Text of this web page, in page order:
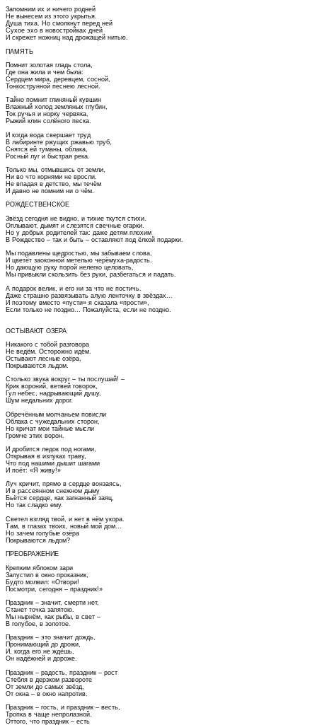
Запомним их и ничего родней
Не вынесем из этого укрытья.
Душа тиха. Но смолкнут перед ней
Сухое эхо в новостройках дней
И скрежет ножниц над дрожащей нитью.
ПАМЯТЬ
Помнит золотая гладь стола,
Где она жила и чем была:
Сердцем мира, деревцем, сосной,
Тонкострунной песнею лесной.
Тайно помнит глиняный кувшин
Влажный холод земляных глубин,
Ток ручья и норку червяка,
Рыжий клин солёного песка.
И когда вода свершает труд
В лабиринте ржущих ржавью труб,
Снятся ей туманы, облака,
Росный луг и быстрая река.
Только мы, отмывшись от земли,
Ни во что корнями не вросли.
Не впадая в детство, мы течём
И давно не помним ни о чём.
РОЖДЕСТВЕНСКОЕ
Звёзд сегодня не видно, и тихие ткутся стихи.
Оплывают, дымят и слезятся свечные огарки.
Но у добрых родителей так: даже детям плохим
В Рождество – так и быть – оставляют под ёлкой подарки.
Мы подавлены щедростью, мы забываем слова,
И цветёт заоконной метелью черёмуха-радость.
Но дающую руку порой нелегко целовать,
Мы привыкли скользить без руки, разбегаться и падать.
А подарок велик, и его ни за что не постичь.
Даже страшно развязывать алую ленточку в звёздах...
И поэтому вместо «пусти» я сказала «прости»,
Если только не поздно... Пожалуйста, если не поздно.
ОСТЫВАЮТ ОЗЕРА
Никакого с тобой разговора
Не ведём. Осторожно идём.
Остывают лесные озёра,
Покрываются льдом.
Столько звука вокруг – ты послушай! –
Крик вороний, ветвей говорок,
Гул небес, надрывающий душу,
Шум недальних дорог.
Обречённым молчаньем повисли
Облака с чужедальних сторон,
Но кричат мои тайные мысли
Громче этих ворон.
И дробится ледок под ногами,
Открывая в излуках траву,
Что под нашими дышит шагами
И поёт: «Я живу!»
Луч кричит, прямо в сердце вонзаясь,
И в рассеянном снежном дыму
Бьётся сердце, как загнанный заяц,
Но так сладко ему.
Светел взгляд твой, и нет в нём укора.
Там, в глазах твоих, новый мой дом...
Но зачем голубые озёра
Покрываются льдом?
ПРЕОБРАЖЕНИЕ
Крепким яблоком зари
Запустил в окно проказник,
Будто молвил: «Отвори!
Посмотри, сегодня – праздник!»
Праздник – значит, смерти нет,
Станет точка запятою.
Мы нырнём, как рыбы, в свет –
В голубое, в золотое.
Праздник – это значит дождь,
Пронимающий до дрожи,
И, когда его не ждёшь,
Он надёжней и дороже.
Праздник – радость, праздник – рост
Стебля в дерзком развороте
От земли до самых звёзд,
От окна – в окно напротив.
Праздник – гость, и праздник – весть,
Тропка в чаще непролазной.
Оттого, что праздник – есть